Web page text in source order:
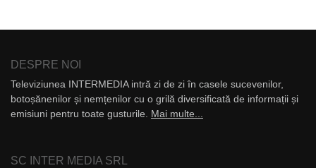
DESPRE NOI
Televiziunea INTERMEDIA intră zi de zi în casele sucevenilor,
botoșănenilor și nemțenilor cu o grilă diversificată de informații și
emisiuni pentru toate gusturile. Mai multe...
SC INTER MEDIA SRL